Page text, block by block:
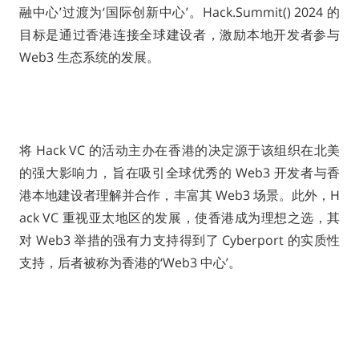
融中心’过渡为‘国际创新中心’。Hack.Summit() 2024 的
目标是通过香港连接全球建设者，激励本地开发者参与
Web3 生态系统的发展。
将 Hack VC 的活动主办在香港的决定源于该组织在北美
的强大影响力，旨在吸引全球优秀的 Web3 开发者与香
港本地建设者理解并合作，丰富其 Web3 场景。此外，H
ack VC 重视亚太地区的发展，使香港成为理想之选，其
对 Web3 举措的强有力支持得到了 Cyberport 的实质性
支持，后者被称为香港的‘Web3 中心’。